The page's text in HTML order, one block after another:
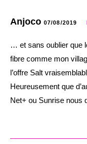
Anjoco 07/08/2019
… et sans oublier que
fibre comme mon
l’offre Salt
Heureusement que
Net+ ou Sunrise nous